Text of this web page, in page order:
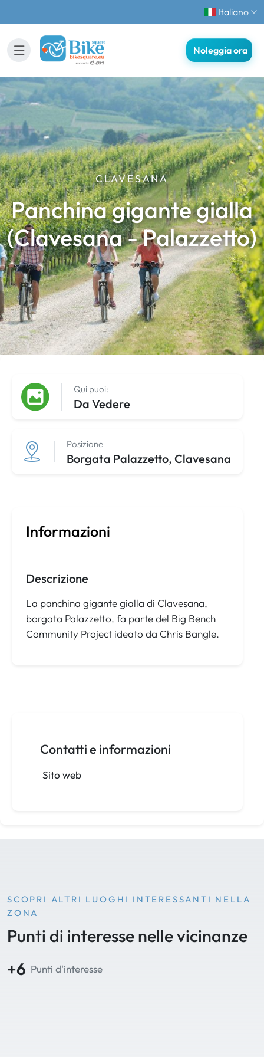
Italiano
Noleggia ora
CLAVESANA
Panchina gigante gialla
(Clavesana - Palazzetto)
Qui puoi:
Da Vedere
Posizione
Borgata Palazzetto, Clavesana
Informazioni
Descrizione
La panchina gigante gialla di Clavesana,
borgata Palazzetto, fa parte del Big Bench
Community Project ideato da Chris Bangle.
Contatti e informazioni
Sito web
SCOPRI ALTRI LUOGHI INTERESSANTI NELLA
ZONA
Punti di interesse nelle vicinanze
+6 Punti d'interesse